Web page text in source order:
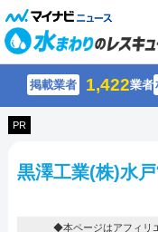
掲載業者 1,422業者
PR
黒澤工業(株)水
◆本ページはアフィリ